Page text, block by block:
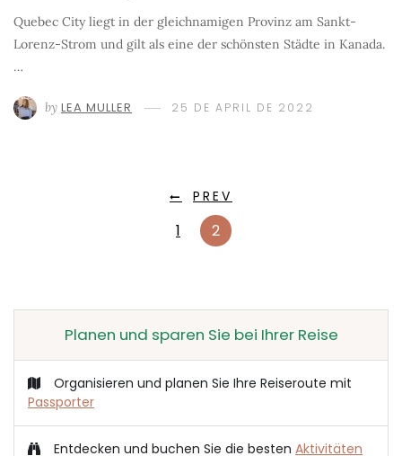
Quebec City liegt in der gleichnamigen Provinz am Sankt-
Lorenz-Strom und gilt als eine der schönsten Städte in Kanada.
…
by LEA MULLER 25 DE APRIL DE 2022
PREV
1 2
Planen und sparen Sie bei Ihrer Reise
Organisieren und planen Sie Ihre Reiseroute mit
Passporter
Entdecken und buchen Sie die besten Aktivitäten